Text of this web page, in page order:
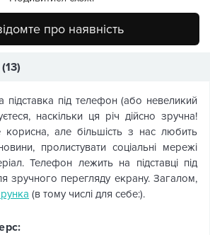
про наявність
(13)
під телефон (або невеликий
наскільки ця річ дійсно зручна!
але більшість з нас любить
пролистувати соціальні мережі
Телефон лежить на підставці під
зручного перегляду екрану. Загалом,
(в тому числі для себе:).